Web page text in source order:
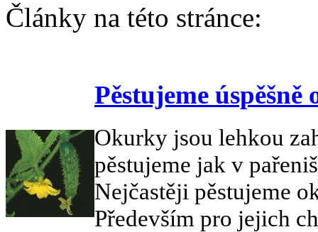
Články na této stránce:
Pěstujeme
Okurky jsou lehkou
pěstujeme jak v
Nejčastěji pěstujeme
Především pro jejich